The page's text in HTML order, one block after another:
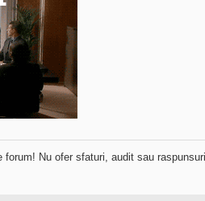
Nu ofer sfaturi, audit sau